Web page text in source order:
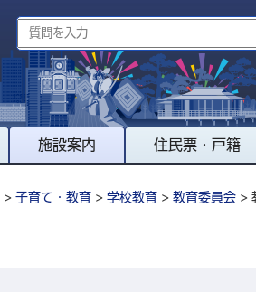
施設案内 住民票・戸籍
> 子育て・教育 > 学校教育 > 教育委員会 >